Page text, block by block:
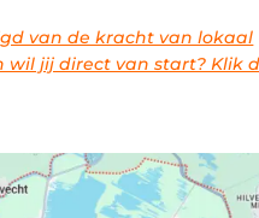
van de kracht van lokaal
wil jij direct van start? Klik